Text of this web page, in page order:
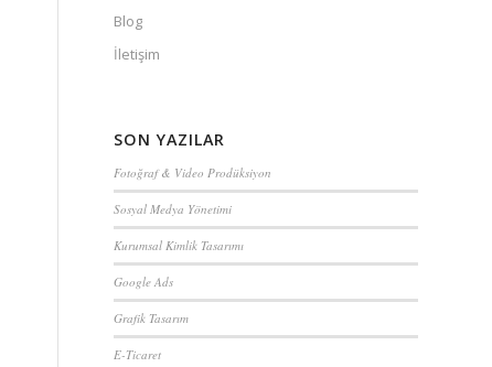
Blog
İletişim
SON YAZILAR
Fotoğraf & Video Prodüksiyon
Sosyal Medya Yönetimi
Kurumsal Kimlik Tasarımı
Google Ads
Grafik Tasarım
E-Ticaret